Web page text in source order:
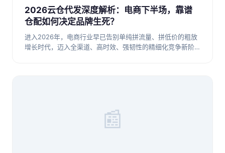
2026云仓代发深度解析：电商下半场，靠谱
仓配如何决定品牌生死？
进入2026年，电商行业早已告别单纯拼流量、拼低价的粗放
增长时代，迈入全渠道、高时效、强韧性的精细化竞争新阶
📰